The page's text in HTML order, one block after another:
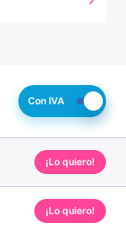
Con IVA
¡Lo quiero!
¡Lo quiero!